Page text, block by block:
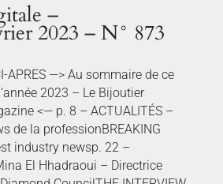
–
2023 – N° 873
APRES —> Au sommaire de ce
2023 – Le Bijoutier
<— p. 8 – ACTUALITÉS –
de la professionBREAKING
industry newsp. 22 –
El Hhadraoui – Directrice